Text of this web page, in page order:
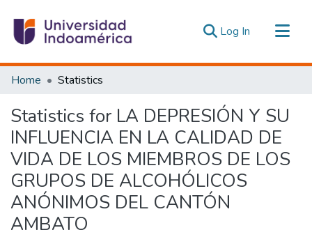
Log In (current)
Communities & Collections
Estadísticas Externas
Home Statistics
Statistics for LA DEPRESIÓN Y SU
INFLUENCIA EN LA CALIDAD DE
VIDA DE LOS MIEMBROS DE LOS
GRUPOS DE ALCOHÓLICOS
ANÓNIMOS DEL CANTÓN
AMBATO